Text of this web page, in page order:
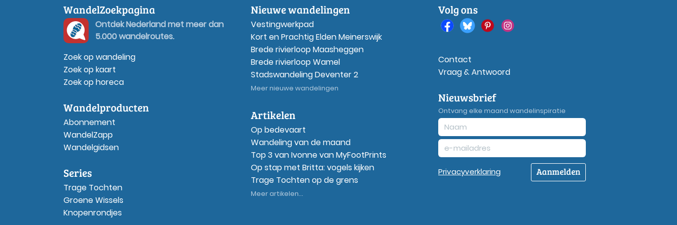
WandelZoekpagina
Ontdek Nederland met meer dan
5.000 wandelroutes.
Zoek op wandeling
Zoek op kaart
Zoek op horeca
Wandelproducten
Abonnement
WandelZapp
Wandelgidsen
Series
Trage Tochten
Groene Wissels
Knopenrondjes
Nieuwe wandelingen
Vestingwerkpad
Kort en Prachtig Elden Meinerswijk
Brede rivierloop Maasheggen
Brede rivierloop Wamel
Stadswandeling Deventer 2
Meer nieuwe wandelingen
Artikelen
Op bedevaart
Wandeling van de maand
Top 3 van Ivonne van MyFootPrints
Op stap met Britta: vogels kijken
Trage Tochten op de grens
Meer artikelen...
Volg ons
Contact
Vraag & Antwoord
Nieuwsbrief
Ontvang elke maand wandelinspiratie
Privacyverklaring Aanmelden